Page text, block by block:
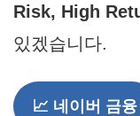
Risk, High
있겠습니다.
📈 네이버 금융